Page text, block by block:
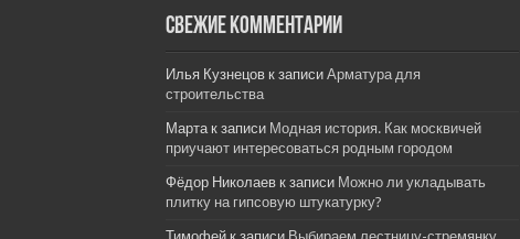
Свежие комментарии
Илья Кузнецовк записи Арматура для
строительства
Мартак записи Модная история. Как москвичей
приучают интересоваться родным городом
Фёдор Николаевк записи Можно ли укладывать
плитку на гипсовую штукатурку?